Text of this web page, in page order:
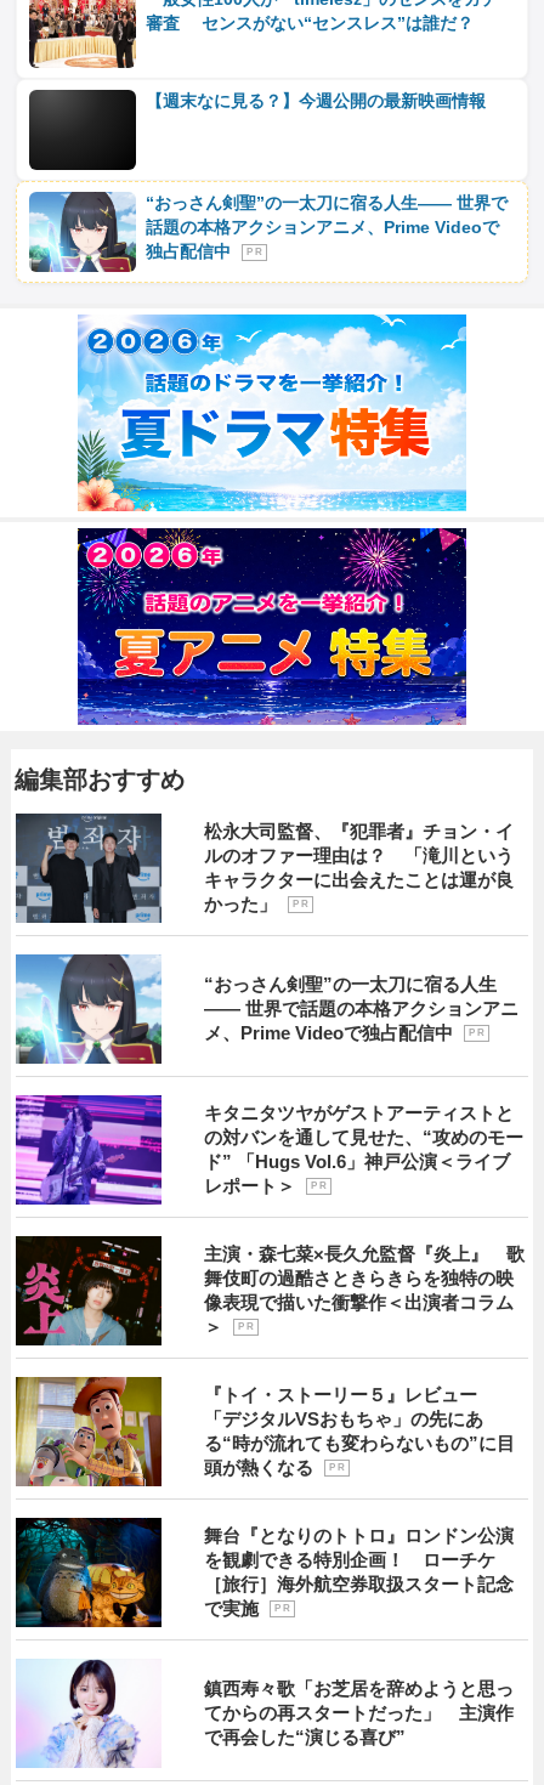
審査 センスがない“センスレス”は誰だ？
【週末なに見る？】今週公開の最新映画情報
“おっさん剣聖”の一太刀に宿る人生―― 世界で
話題の本格アクションアニメ、Prime Videoで
独占配信中
P R
編集部おすすめ
松永大司監督、『犯罪者』チョン・イ
ルのオファー理由は？ 「滝川という
キャラクターに出会えたことは運が良
かった」
P R
“おっさん剣聖”の一太刀に宿る人生
―― 世界で話題の本格アクションアニ
メ、Prime Videoで独占配信中
P R
キタニタツヤがゲストアーティストと
の対バンを通して見せた、“攻めのモー
ド” 「Hugs Vol.6」神戸公演＜ライブ
レポート＞
P R
主演・森七菜×長久允監督『炎上』 歌
舞伎町の過酷さときらきらを独特の映
像表現で描いた衝撃作＜出演者コラム
＞
P R
『トイ・ストーリー５』レビュー
「デジタルVSおもちゃ」の先にあ
る“時が流れても変わらないもの”に目
頭が熱くなる
P R
舞台『となりのトトロ』ロンドン公演
を観劇できる特別企画！ ローチケ
［旅行］海外航空券取扱スタート記念
で実施
P R
鎮西寿々歌「お芝居を辞めようと思っ
てからの再スタートだった」 主演作
で再会した“演じる喜び”